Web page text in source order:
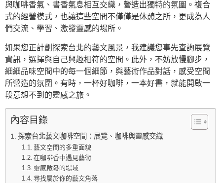
與咖啡香氣、書香氣息相互交織，營造出獨特的氛圍。複合
式的經營模式，也讓這些空間不僅僅是休憩之所，更成為人
們交流、學習、激發靈感的場所。
如果您正計劃探索台北的藝文風景，我建議您事先查詢展覽
資訊，選擇與自己興趣相符的空間。此外，不妨放慢腳步，
細細品味空間中的每一個細節，與藝術作品對話，感受空間
所營造的氛圍。有時，一杯好咖啡，一本好書，就能開啟一
段意想不到的靈感之旅。
內容目錄
探索台北藝文咖啡空間：展覽、咖啡與靈感交織
藝文空間的多重面貌
在咖啡香中遇見藝術
靈感啟發的場域
尋找屬於你的藝文角落